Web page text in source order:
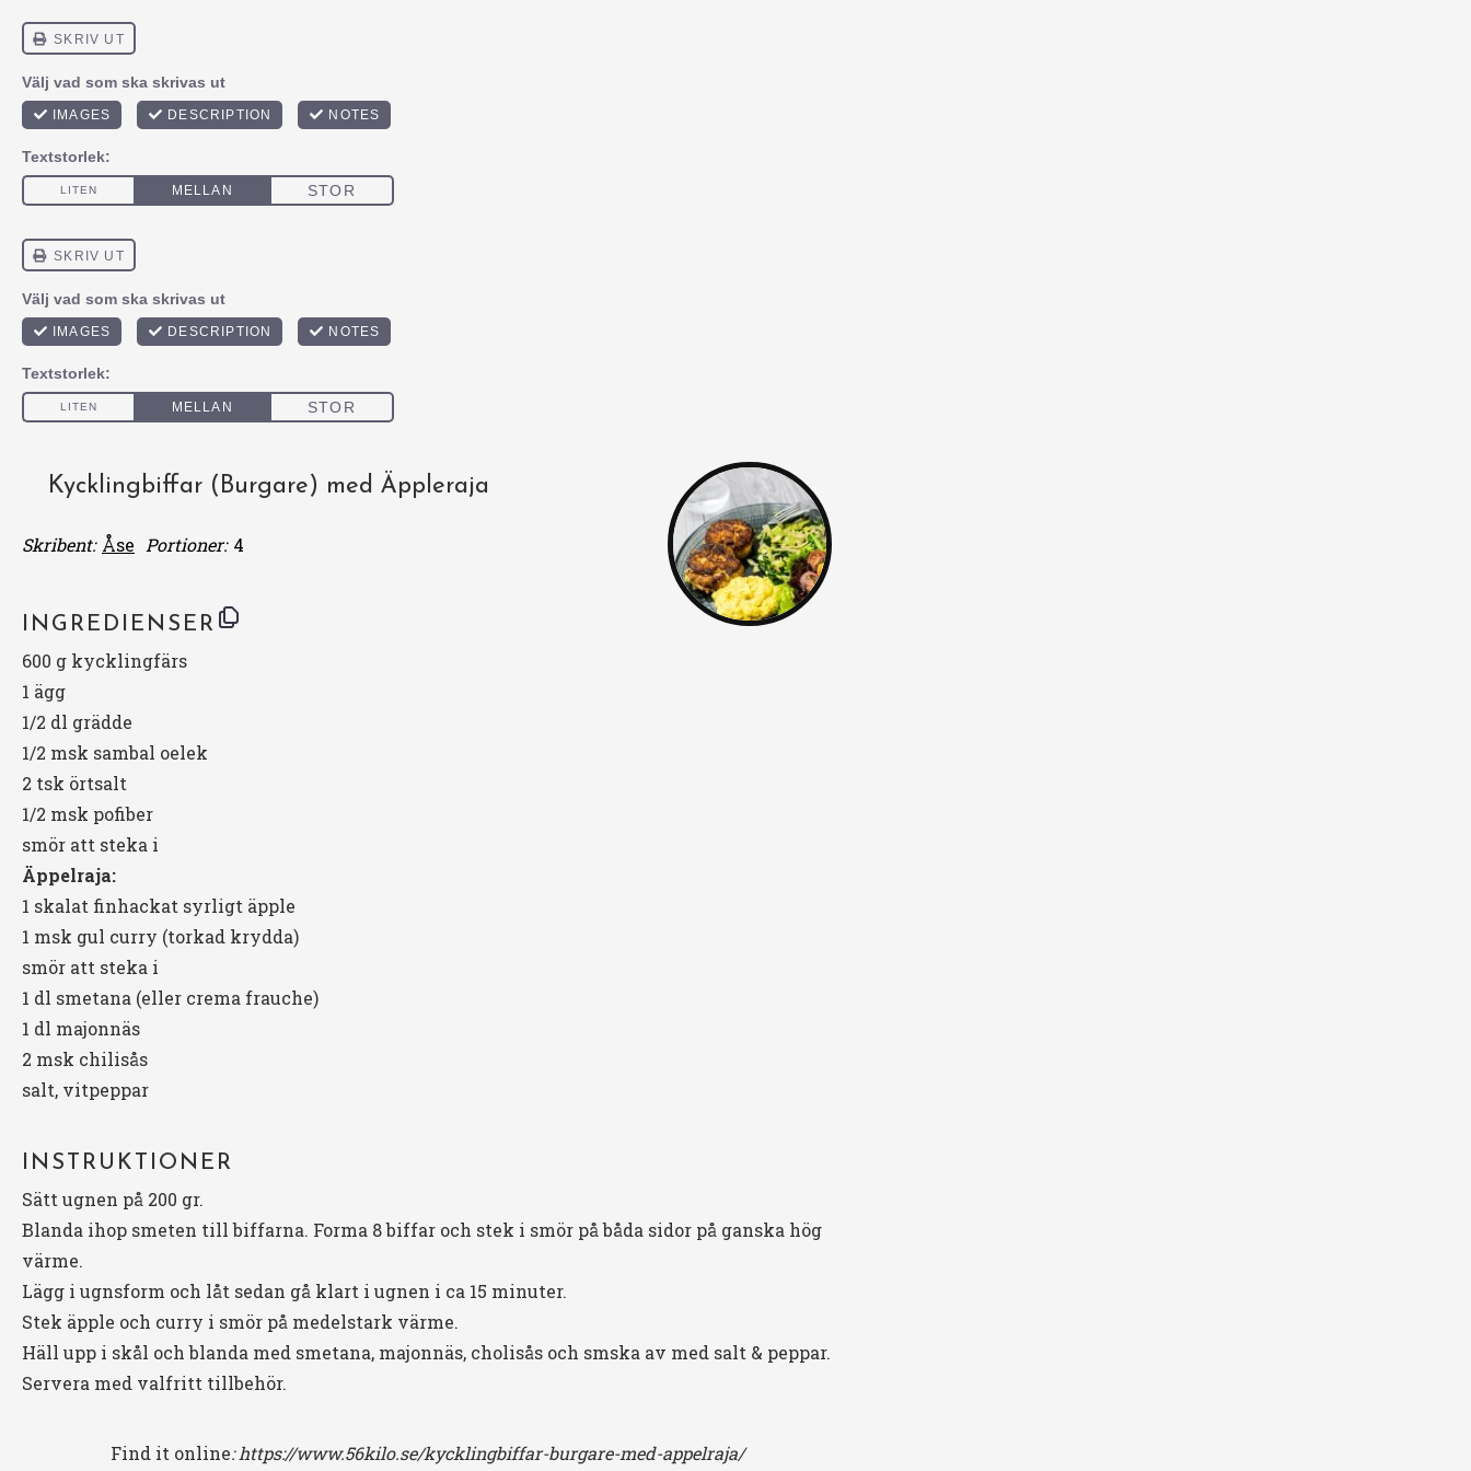
Kycklingbiffar (Burgare) med Äppleraja
Skribent: Åse Portioner: 4
INGREDIENSER
600 g kycklingfärs
1 ägg
1/2 dl grädde
1/2 msk sambal oelek
2 tsk örtsalt
1/2 msk pofiber
smör att steka i
Äppelraja:
1 skalat finhackat syrligt äpple
1 msk gul curry (torkad krydda)
smör att steka i
1 dl smetana (eller crema frauche)
1 dl majonnäs
2 msk chilisås
salt, vitpeppar
INSTRUKTIONER
Sätt ugnen på 200 gr.
Blanda ihop smeten till biffarna. Forma 8 biffar och stek i smör på båda sidor på ganska hög
värme.
Lägg i ugnsform och låt sedan gå klart i ugnen i ca 15 minuter.
Stek äpple och curry i smör på medelstark värme.
Häll upp i skål och blanda med smetana, majonnäs, cholisås och smska av med salt & peppar.
Servera med valfritt tillbehör.
Find it online:https://www.56kilo.se/kycklingbiffar-burgare-med-appelraja/